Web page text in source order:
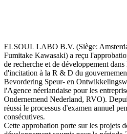
ELSOUL LABO B.V. (Siège:
Fumitake Kawasaki) a reçu
de recherche et de développement
d'incitation à la R & D du
Bevordering Speur- en
l'Agence néerlandaise pour les
Ondernemend Nederland, RVO).
réussi le processus d'examen annuel
consécutives.
Cette approbation porte sur les projets